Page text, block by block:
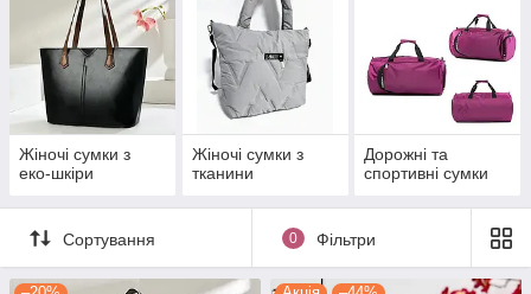
Жіночі сумки з
еко-шкіри
Жіночі сумки з
тканини
Дорожні та
спортивні сумки
Сортування 0 Фільтри